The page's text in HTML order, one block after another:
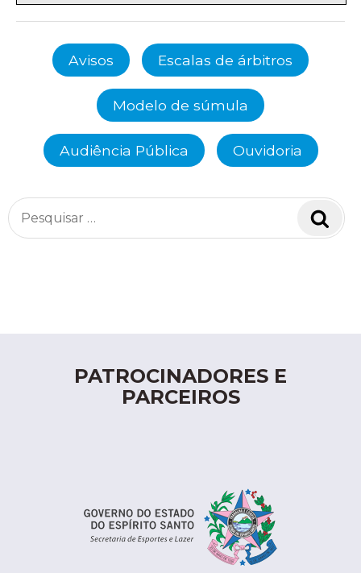
Avisos Escalas de árbitros
Modelo de súmula
Audiência Pública Ouvidoria
Pesquisar
por:
PATROCINADORES E
PARCEIROS